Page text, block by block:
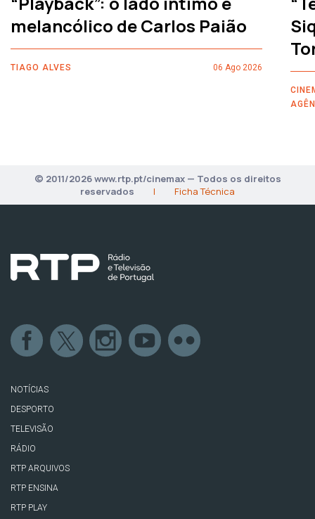
melancólico de Carlos Paião
TIAGO ALVES 06 Ago 2026
© 2011/2026 www.rtp.pt/cinemax — Todos os direitos
reservados
| Ficha Técnica
NOTÍCIAS
DESPORTO
TELEVISÃO
RÁDIO
RTP ARQUIVOS
RTP ENSINA
RTP PLAY